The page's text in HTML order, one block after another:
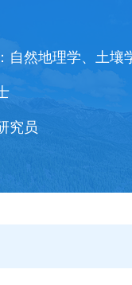
自然地理学、土壤
究员